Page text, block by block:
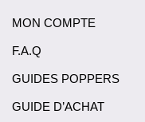
MON COMPTE
F.A.Q
GUIDES POPPERS
GUIDE D’ACHAT